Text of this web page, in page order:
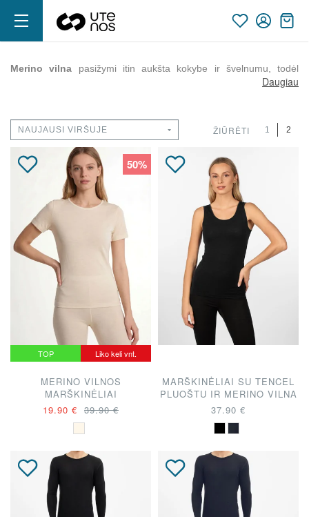
Merino vilna pasižymi itin aukšta kokybe ir švelnumu, todėl
puikiai tinka jautriai odai. Taip pat ji pralaidi orui, yra antibakterinė
Daugiau
ŽIŪRĖTI 1 2
50%
TOP Liko keli vnt.
MERINO VILNOS
MARŠKINĖLIAI
19.90 € 39.90 €
MARŠKINĖLIAI SU TENCEL
PLUOŠTU IR MERINO VILNA
37.90 €